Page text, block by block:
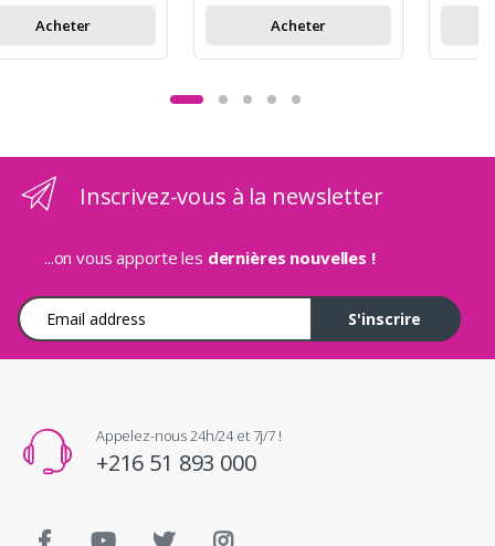
Acheter Acheter
Inscrivez-vous à la newsletter
...on vous apporte les dernières nouvelles !
Adresse e-mail
S'inscrire
Appelez-nous 24h/24 et 7j/7 !
+216 51 893 000